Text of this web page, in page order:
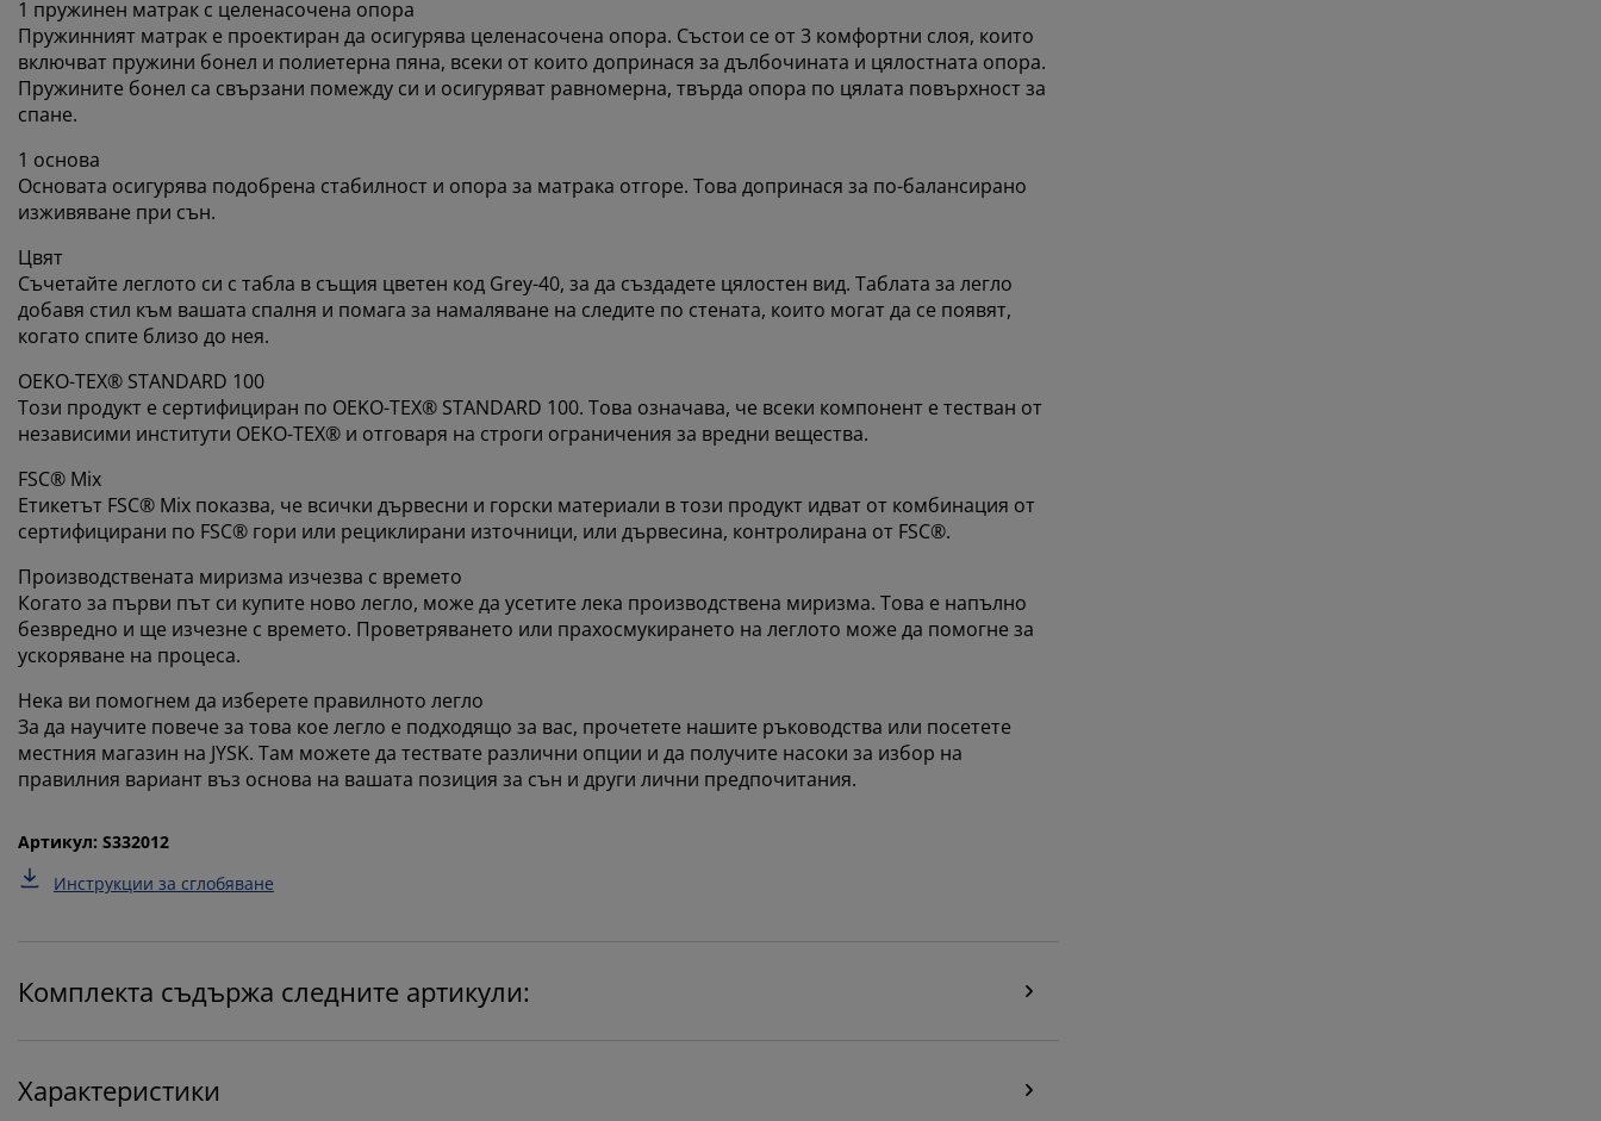
1 пружинен матрак с целенасочена опора
Пружинният матрак е проектиран да осигурява целенасочена опора. Състои се от 3 комфортни слоя, които
включват пружини бонел и полиетерна пяна, всеки от които допринася за дълбочината и цялостната опора.
Пружините бонел са свързани помежду си и осигуряват равномерна, твърда опора по цялата повърхност за
спане.
1 основа
Основата осигурява подобрена стабилност и опора за матрака отгоре. Това допринася за по-балансирано
изживяване при сън.
Цвят
Съчетайте леглото си с табла в същия цветен код Grey-40, за да създадете цялостен вид. Таблата за легло
добавя стил към вашата спалня и помага за намаляване на следите по стената, които могат да се появят,
когато спите близо до нея.
OEKO-TEX® STANDARD 100
Този продукт е сертифициран по OEKO-TEX® STANDARD 100. Това означава, че всеки компонент е тестван от
независими институти OEKO-TEX® и отговаря на строги ограничения за вредни вещества.
FSC® Mix
Етикетът FSC® Mix показва, че всички дървесни и горски материали в този продукт идват от комбинация от
сертифицирани по FSC® гори или рециклирани източници, или дървесина, контролирана от FSC®.
Производствената миризма изчезва с времето
Когато за първи път си купите ново легло, може да усетите лека производствена миризма. Това е напълно
безвредно и ще изчезне с времето. Проветряването или прахосмукирането на леглото може да помогне за
ускоряване на процеса.
Нека ви помогнем да изберете правилното легло
За да научите повече за това кое легло е подходящо за вас, прочетете нашите ръководства или посетете
местния магазин на JYSK. Там можете да тествате различни опции и да получите насоки за избор на
правилния вариант въз основа на вашата позиция за сън и други лични предпочитания.
Артикул: S332012
Инструкции за сглобяване
Комплекта съдържа следните артикули:
Характеристики